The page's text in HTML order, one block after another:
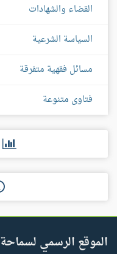
القضاء والشهادات
السياسة الشرعية
مسائل فقهية متفرقة
فتاوى متنوعة
الموقع الرسمي لسماحة